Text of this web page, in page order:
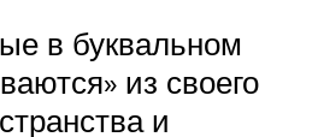
в буквальном
из своего
и